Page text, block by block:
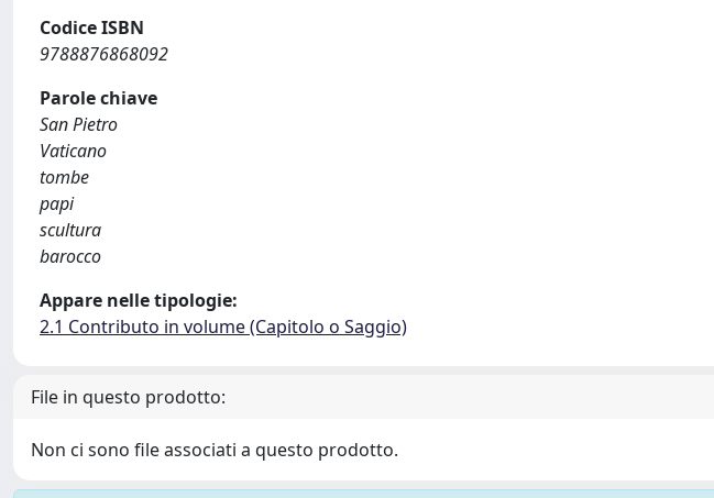
Codice ISBN
9788876868092
Parole chiave
San Pietro
Vaticano
tombe
papi
scultura
barocco
Appare nelle tipologie:
2.1 Contributo in volume (Capitolo o Saggio)
File in questo prodotto:
Non ci sono file associati a questo prodotto.